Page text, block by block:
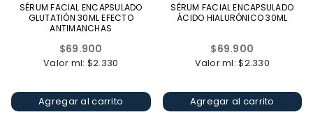
SÉRUM FACIAL ENCAPSULADO
GLUTATIÓN 30ML EFECTO
ANTIMANCHAS
Precio
habitual
$69.900
Valor ml: $2.330
Agregar al carrito
SÉRUM FACIAL ENCAPSULADO
ÁCIDO HIALURÓNICO 30ML
Precio
habitual
$69.900
Valor ml: $2.330
Agregar al carrito